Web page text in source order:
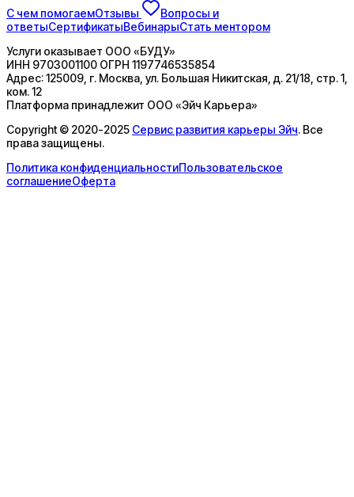
С чем помогаемОтзывы
Вопросы и
ответыСертификатыВебинарыСтать ментором
Услуги оказывает ООО «БУДУ»
ИНН 9703001100 ОГРН 1197746535854
Адрес:125009, г. Москва, ул. Большая Никитская, д. 21/18, стр. 1,
ком. 12
Платформа принадлежит ООО «Эйч Карьера»
Copyright © 2020-2025 Сервис развития карьеры Эйч. Все
права защищены.
Политика конфиденциальностиПользовательское
соглашениеОферта